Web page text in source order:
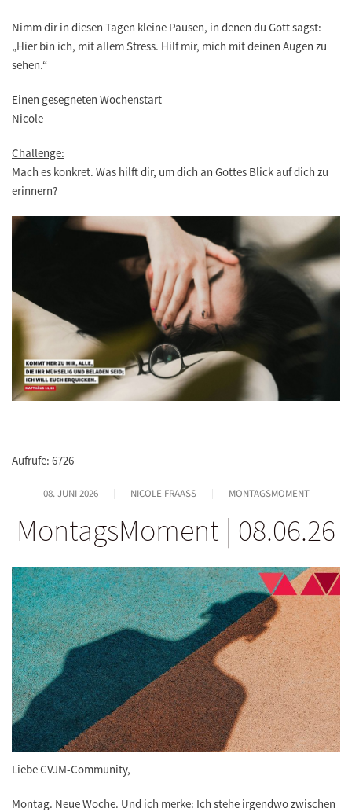
Nimm dir in diesen Tagen kleine Pausen, in denen du Gott sagst:
„Hier bin ich, mit allem Stress. Hilf mir, mich mit deinen Augen zu
sehen.“
Einen gesegneten Wochenstart
Nicole
Challenge:
Mach es konkret. Was hilft dir, um dich an Gottes Blick auf dich zu
erinnern?
Aufrufe: 6726
08. JUNI 2026 NICOLE FRAASS MONTAGSMOMENT
MontagsMoment | 08.06.26
Liebe CVJM-Community,
Montag. Neue Woche. Und ich merke: Ich stehe irgendwo zwischen